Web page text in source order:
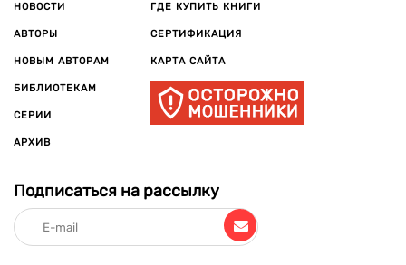
НОВОСТИ
АВТОРЫ
НОВЫМ АВТОРАМ
БИБЛИОТЕКАМ
СЕРИИ
АРХИВ
ГДЕ КУПИТЬ КНИГИ
СЕРТИФИКАЦИЯ
КАРТА САЙТА
Подписаться на рассылку